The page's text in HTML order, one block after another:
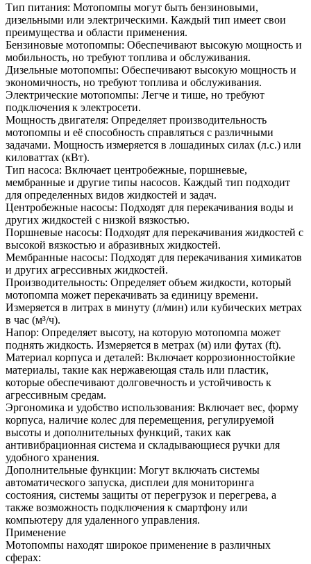
Тип питания: Мотопомпы могут быть бензиновыми,
дизельными или электрическими. Каждый тип имеет свои
преимущества и области применения.
Бензиновые мотопомпы: Обеспечивают высокую мощность и
мобильность, но требуют топлива и обслуживания.
Дизельные мотопомпы: Обеспечивают высокую мощность и
экономичность, но требуют топлива и обслуживания.
Электрические мотопомпы: Легче и тише, но требуют
подключения к электросети.
Мощность двигателя: Определяет производительность
мотопомпы и её способность справляться с различными
задачами. Мощность измеряется в лошадиных силах (л.с.) или
киловаттах (кВт).
Тип насоса: Включает центробежные, поршневые,
мембранные и другие типы насосов. Каждый тип подходит
для определенных видов жидкостей и задач.
Центробежные насосы: Подходят для перекачивания воды и
других жидкостей с низкой вязкостью.
Поршневые насосы: Подходят для перекачивания жидкостей с
высокой вязкостью и абразивных жидкостей.
Мембранные насосы: Подходят для перекачивания химикатов
и других агрессивных жидкостей.
Производительность: Определяет объем жидкости, который
мотопомпа может перекачивать за единицу времени.
Измеряется в литрах в минуту (л/мин) или кубических метрах
в час (м³/ч).
Напор: Определяет высоту, на которую мотопомпа может
поднять жидкость. Измеряется в метрах (м) или футах (ft).
Материал корпуса и деталей: Включает коррозионностойкие
материалы, такие как нержавеющая сталь или пластик,
которые обеспечивают долговечность и устойчивость к
агрессивным средам.
Эргономика и удобство использования: Включает вес, форму
корпуса, наличие колес для перемещения, регулируемой
высоты и дополнительных функций, таких как
антивибрационная система и складывающиеся ручки для
удобного хранения.
Дополнительные функции: Могут включать системы
автоматического запуска, дисплеи для мониторинга
состояния, системы защиты от перегрузок и перегрева, а
также возможность подключения к смартфону или
компьютеру для удаленного управления.
Применение
Мотопомпы находят широкое применение в различных
сферах: